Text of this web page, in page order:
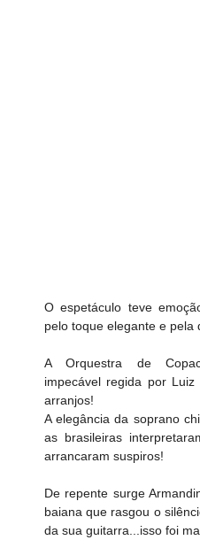
O espetáculo teve
pelo toque elegante e pela
A Orquestra de
impecável regida por
arranjos!
A elegância da soprano
as brasileiras
arrancaram suspiros!
De repente surge
baiana que rasgou o
da sua guitarra...isso foi